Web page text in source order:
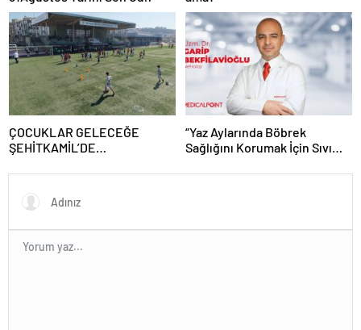
ÇOCUKLAR GELECEĞE
ŞEHİTKAMİL’DE
“Yaz Aylarında Böbrek
Sağlığını Korumak İçin Sıvı